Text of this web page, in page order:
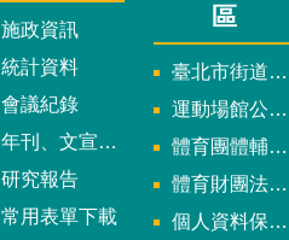
施政資訊
統計資料
會議紀錄
年刊、文宣及出版品
研究報告
常用表單下載
區
臺北市街道遊戲申請專區
運動場館公司設立輔導專區
體育團體輔導訪視
體育財團法人/公益信託專區
個人資料保護專區